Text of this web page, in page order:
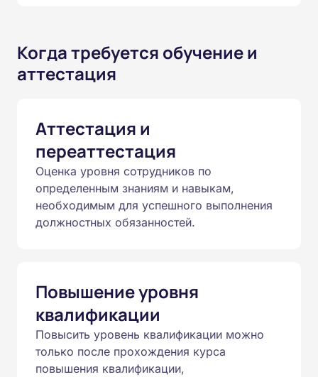
Когда требуется обучение и
аттестация
Аттестация и
переаттестация
Оценка уровня сотрудников по
определенным знаниям и навыкам,
необходимым для успешного выполнения
должностных обязанностей.
Повышение уровня
квалификации
Повысить уровень квалификации можно
только после прохождения курса
повышения квалификации,